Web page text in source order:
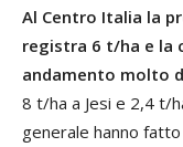
Al Centro Italia la
registra 6 t/ha e la
andamento molto
8 t/ha a Jesi e 2,4 t/
generale hanno